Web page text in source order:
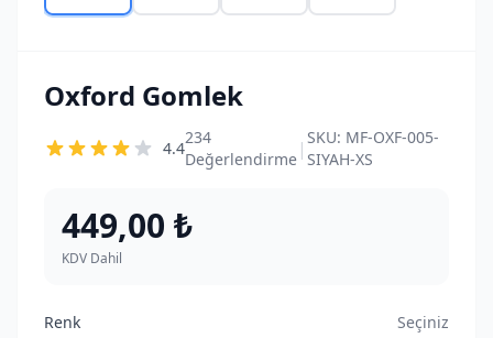
Oxford Gomlek
4.4
234
Değerlendirme | SKU: MF-OXF-005-
SIYAH-XS
449,00 ₺
KDV Dahil
Renk Seçiniz